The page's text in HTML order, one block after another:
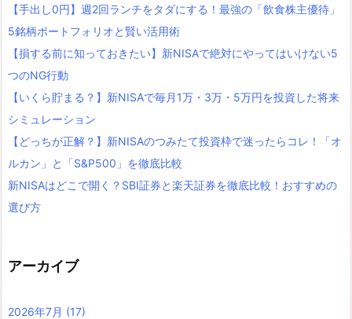
【手出し0円】週2回ランチをタダにする！最強の「飲食株主優待」
5銘柄ポートフォリオと賢い活用術
【損する前に知っておきたい】新NISAで絶対にやってはいけない5
つのNG行動
【いくら貯まる？】新NISAで毎月1万・3万・5万円を投資した将来
シミュレーション
【どっちが正解？】新NISAのつみたて投資枠で迷ったらコレ！「オ
ルカン」と「S&P500」を徹底比較
新NISAはどこで開く？SBI証券と楽天証券を徹底比較！おすすめの
選び方
アーカイブ
2026年7月 (17)